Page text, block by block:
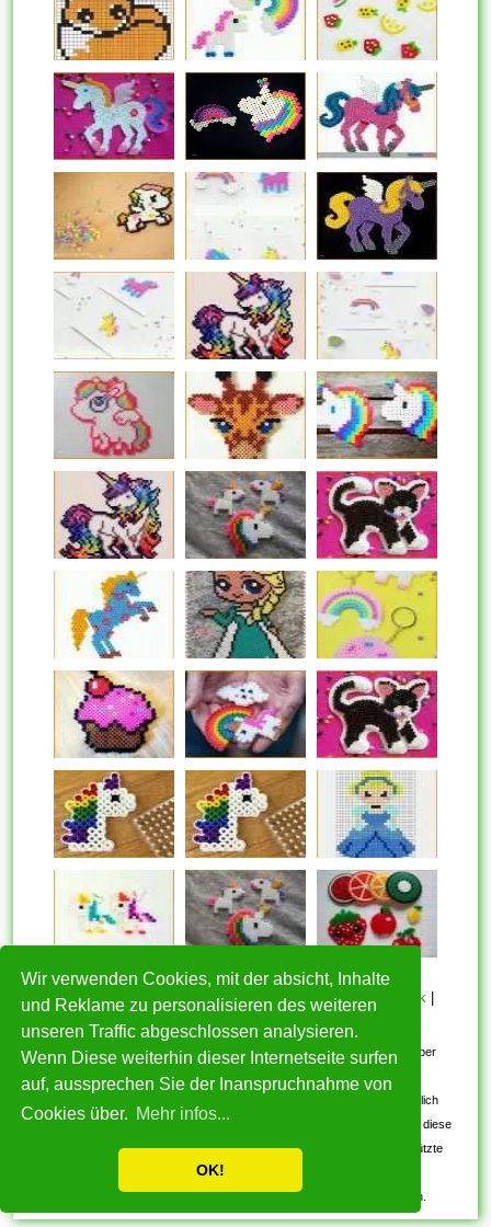
Wir verwenden Cookies, mit der absicht, Inhalte
und Reklame zu personalisieren des weiteren
unseren Traffic abgeschlossen analysieren.
Wenn Diese weiterhin dieser Internetseite surfen
auf, aussprechen Sie der Inanspruchnahme von
Cookies über. Mehr infos...
OK!
HOME Datenschutzerklärung |Cookie Politik |
Copyright
Nutzungsbedingungen
Alle eingereichten Inhalte bleiben dem ursprünglichen Copyright-Inhaber
urheberrechtlich geschützt. Bitte beachten Sie: Bilder sind für den
persönlichen, nicht-kommerziellen Gebrauch. Wenn Sie urheberrechtlich
geschützte Bilder gefunden haben, wenden Sie sich an uns. Wir werden diese
umgehend entfernen. Wir beabsichtigen nicht, urheberrechtlich geschützte
Bilder anzuzeigen.
Kostenlos Vorlagen und Muster 2017-2026. Alle Rechte vorbehalten.